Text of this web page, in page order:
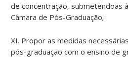
de concentração, submetendoas
Câmara de Pós-Graduação;
XI. Propor as medidas
pós-graduação com o ensino de